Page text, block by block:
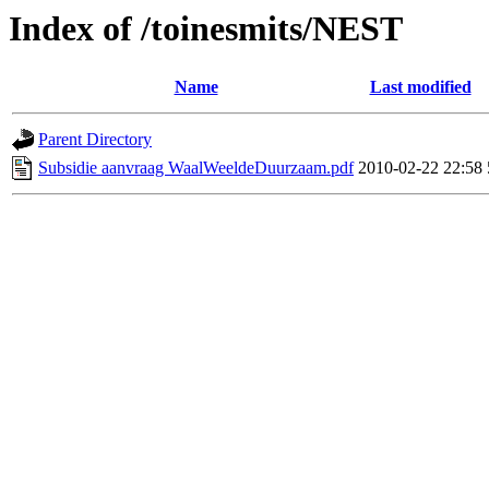
Index of /toinesmits/NEST
Name Last modified
Parent Directory
Subsidie aanvraag WaalWeeldeDuurzaam.pdf 2010-02-22 22:58